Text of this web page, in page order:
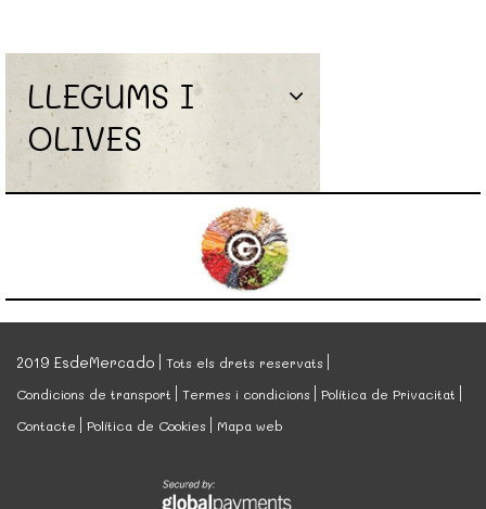
LLEGUMS I
OLIVES
2019 EsdeMercado
Tots els drets reservats
Condicions de transport
Termes i condicions
Política de Privacitat
Contacte
Política de Cookies Mapa web